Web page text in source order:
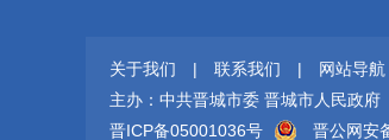
关于我们 | 联系我们 | 网站导航
主办：中共晋城市委 晋城市人民政府
晋ICP备05001036号
晋公网安